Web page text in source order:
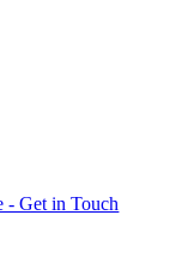
- Get in Touch